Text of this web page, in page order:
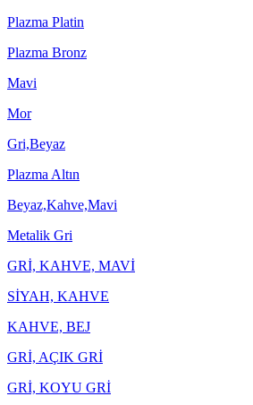
Plazma Platin
Plazma Bronz
Mavi
Mor
Gri,Beyaz
Plazma Altın
Beyaz,Kahve,Mavi
Metalik Gri
GRİ, KAHVE, MAVİ
SİYAH, KAHVE
KAHVE, BEJ
GRİ, AÇIK GRİ
GRİ, KOYU GRİ